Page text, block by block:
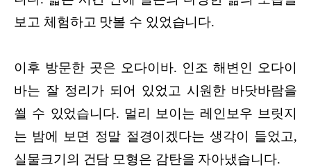
보고 체험하고 맛볼 수 있었습니다.
이후 방문한 곳은 오다이바. 인조 해변인 오다이
바는 잘 정리가 되어 있었고 시원한 바닷바람을
쐴 수 있었습니다. 멀리 보이는 레인보우 브릿지
는 밤에 보면 정말 절경이겠다는 생각이 들었고,
실물크기의 건담 모형은 감탄을 자아냈습니다.